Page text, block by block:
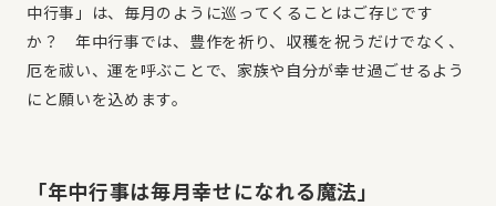
中行事」は、毎月のように巡ってくることはご存じです
か？ 年中行事では、豊作を祈り、収穫を祝うだけでなく、
厄を祓い、運を呼ぶことで、家族や自分が幸せ過ごせるよう
にと願いを込めます。
「年中行事は毎月幸せになれる魔法」